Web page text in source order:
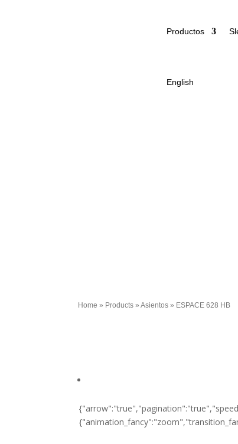
Productos
English
Home » Products » Asientos » ESPACE 628 HB